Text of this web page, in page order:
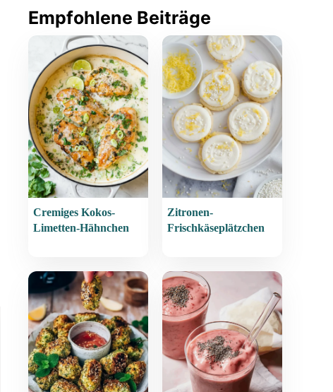
Empfohlene Beiträge
Cremiges Kokos-
Limetten-Hähnchen
Zitronen-
Frischkäseplätzchen